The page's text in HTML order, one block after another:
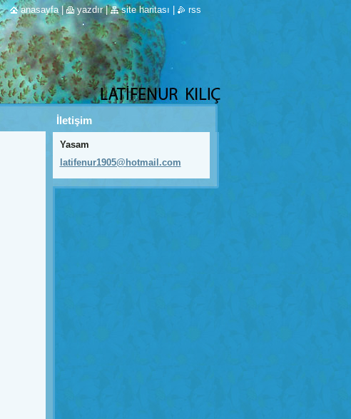
İletişim
Yasam
latifenur1905@hotmail.com
anasayfa | yazdır | site haritası rss